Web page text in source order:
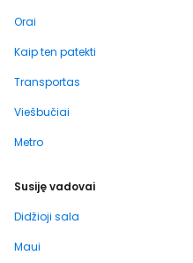
Orai
Kaip ten patekti
Transportas
Viešbučiai
Metro
Susiję vadovai
Didžioji sala
Maui